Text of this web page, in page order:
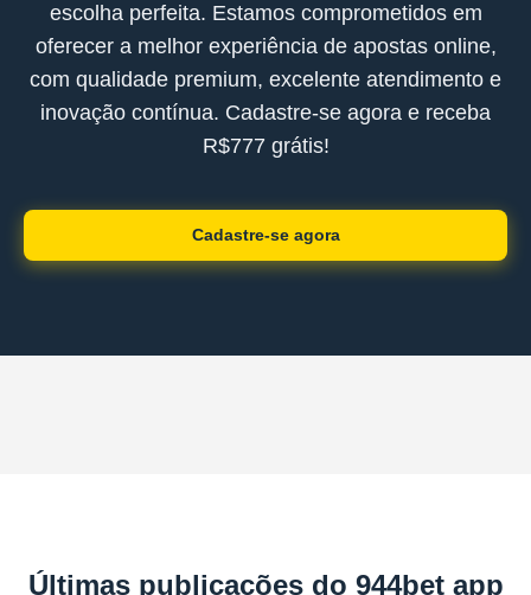
escolha perfeita. Estamos comprometidos em
oferecer a melhor experiência de apostas online,
com qualidade premium, excelente atendimento e
inovação contínua. Cadastre-se agora e receba
R$777 grátis!
Cadastre-se agora
Últimas publicações do 944bet app